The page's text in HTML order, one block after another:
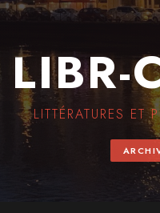
LIBR-
LITTÉRATURES ET